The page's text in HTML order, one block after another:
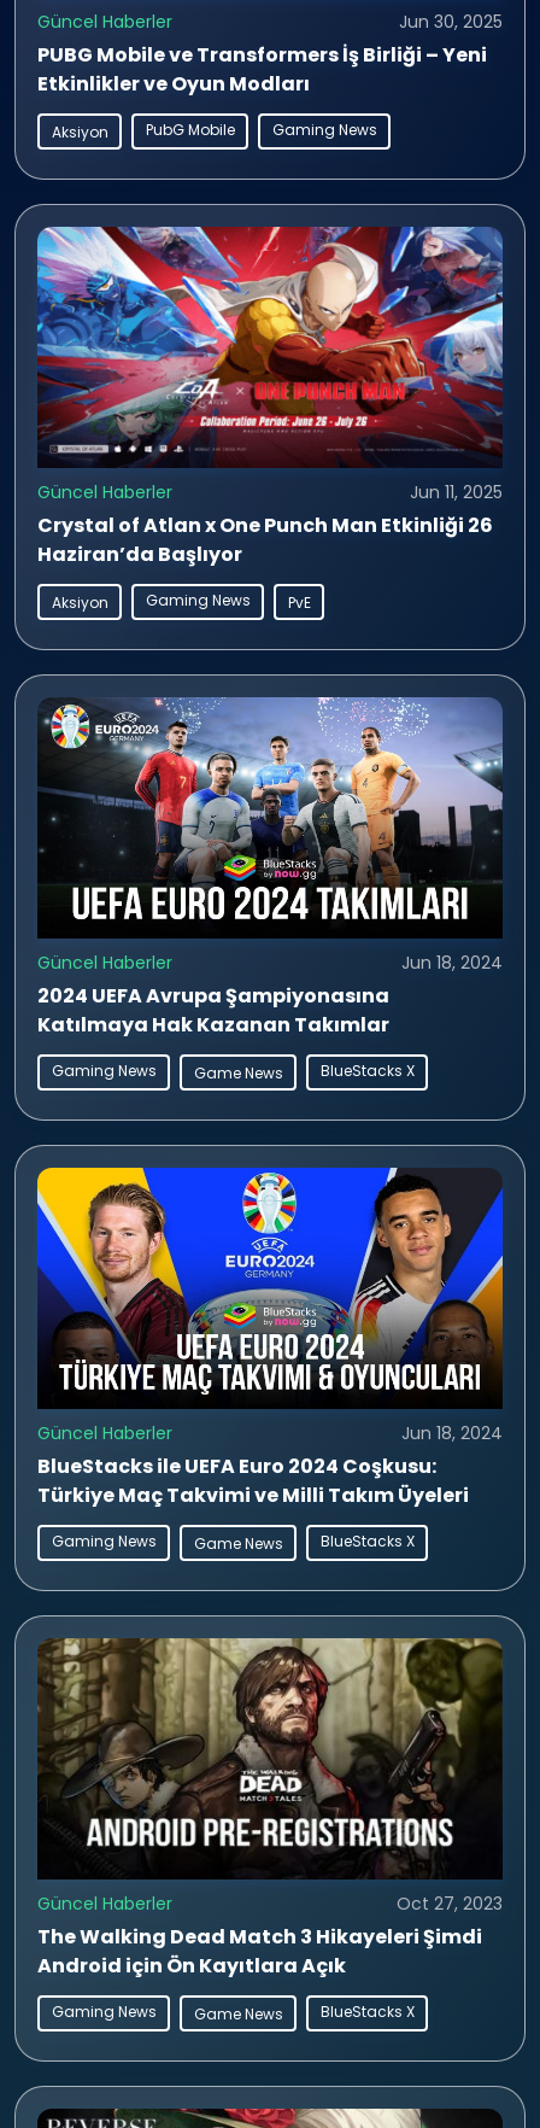
Güncel Haberler Jun 30, 2025
PUBG Mobile ve Transformers İş Birliği – Yeni
Etkinlikler ve Oyun Modları
Aksiyon PubG Mobile Gaming News
Güncel Haberler Jun 11, 2025
Crystal of Atlan x One Punch Man Etkinliği 26
Haziran’da Başlıyor
Aksiyon Gaming News PvE
Güncel Haberler Jun 18, 2024
2024 UEFA Avrupa Şampiyonasına
Katılmaya Hak Kazanan Takımlar
Gaming News Game News BlueStacks X
Güncel Haberler Jun 18, 2024
BlueStacks ile UEFA Euro 2024 Coşkusu:
Türkiye Maç Takvimi ve Milli Takım Üyeleri
Gaming News Game News BlueStacks X
Güncel Haberler Oct 27, 2023
The Walking Dead Match 3 Hikayeleri Şimdi
Android için Ön Kayıtlara Açık
Gaming News Game News BlueStacks X